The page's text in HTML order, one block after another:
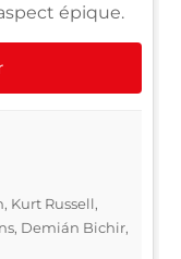
épique.
Kurt Russell,
Demián Bichir,